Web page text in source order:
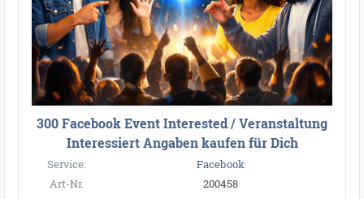
300 Facebook Event Interested / Veranstaltung
Interessiert Angaben kaufen für Dich
Service:
Facebook
Art-Nr.
200458